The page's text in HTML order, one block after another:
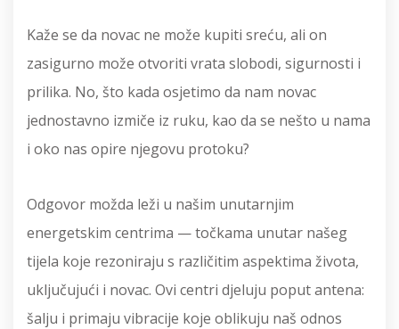
Kaže se da novac ne može kupiti sreću, ali on
zasigurno može otvoriti vrata slobodi, sigurnosti i
prilika. No, što kada osjetimo da nam novac
jednostavno izmiče iz ruku, kao da se nešto u nama
i oko nas opire njegovu protoku?
Odgovor možda leži u našim unutarnjim
energetskim centrima — točkama unutar našeg
tijela koje rezoniraju s različitim aspektima života,
uključujući i novac. Ovi centri djeluju poput antena:
šalju i primaju vibracije koje oblikuju naš odnos